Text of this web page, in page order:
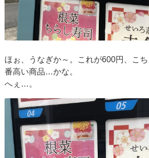
ほぉ、うなぎか～。これが600円、こ
番高い商品…かな。
へぇ…。